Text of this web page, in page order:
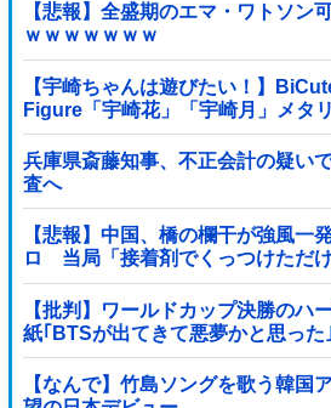
【悲報】全盛期のエマ・ワトソン
ｗｗｗｗｗｗｗ
【宇崎ちゃんは遊びたい！】
Figure「宇崎花」「宇崎月」メタ
ライズフィギュア【ラウンドワン
兵庫県斎藤知事、不正会計の疑い
査へ
【悲報】中国、橋の欄干が強風
ロ 当局「接着剤でくっつけただ
題はない」
【批判】ワールドカップ決勝のハ
紙｢BTSが出てきて悪夢かと思った
【なんで】竹島ソングを歌う韓国